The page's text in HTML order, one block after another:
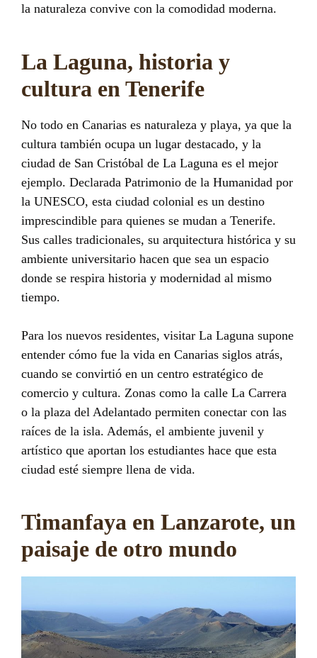
la naturaleza convive con la comodidad moderna.
La Laguna, historia y
cultura en Tenerife
No todo en Canarias es naturaleza y playa, ya que la
cultura también ocupa un lugar destacado, y la
ciudad de San Cristóbal de La Laguna es el mejor
ejemplo. Declarada Patrimonio de la Humanidad por
la UNESCO, esta ciudad colonial es un destino
imprescindible para quienes se mudan a Tenerife.
Sus calles tradicionales, su arquitectura histórica y su
ambiente universitario hacen que sea un espacio
donde se respira historia y modernidad al mismo
tiempo.
Para los nuevos residentes, visitar La Laguna supone
entender cómo fue la vida en Canarias siglos atrás,
cuando se convirtió en un centro estratégico de
comercio y cultura. Zonas como la calle La Carrera
o la plaza del Adelantado permiten conectar con las
raíces de la isla. Además, el ambiente juvenil y
artístico que aportan los estudiantes hace que esta
ciudad esté siempre llena de vida.
Timanfaya en Lanzarote, un
paisaje de otro mundo